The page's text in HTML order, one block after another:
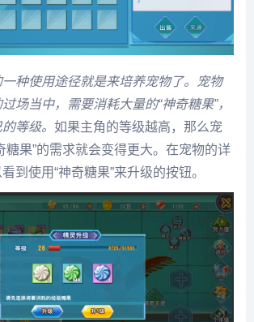
一种使用途径就是来培养宠物了。宠物
场当中，需要消耗大量的“神奇糖果”，
等级。 如果主角的等级越高，那么宠
糖果”的需求就会变得更大。在宠物的详
到使用“神奇糖果”来升级的按钮。